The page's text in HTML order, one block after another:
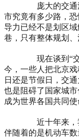
庞大的交通
市究竟有多少路，
导力已经不是划区
巷，只有整体规划、
现在谈到“交
今，一些人把北京
日还是节假日，交
也是阻碍了国家城
成为世界各国共同使
近十年来，我
伴随着的是机动车